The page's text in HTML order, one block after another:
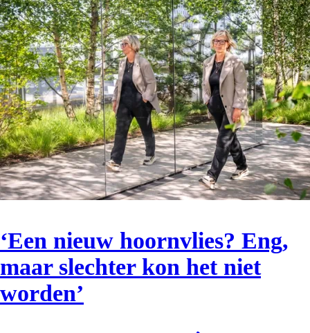
‘Een nieuw hoornvlies? Eng,
maar slechter kon het niet
worden’